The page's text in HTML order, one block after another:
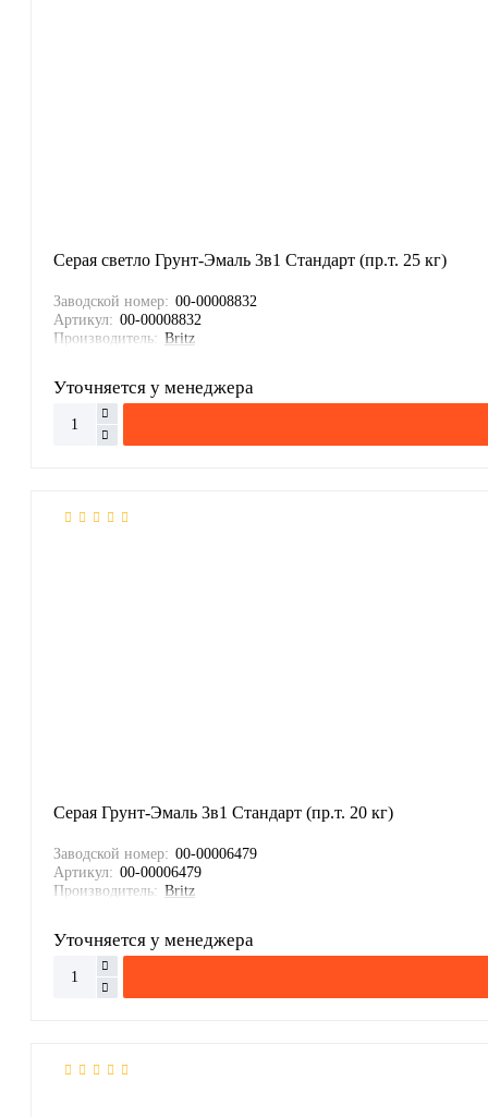
Серая светло Грунт-Эмаль 3в1 Стандарт (пр.т. 25 кг)
Заводской номер: 00-00008832
Артикул: 00-00008832
Производитель: Britz
Уточняется у менеджера
Серая Грунт-Эмаль 3в1 Стандарт (пр.т. 20 кг)
Заводской номер: 00-00006479
Артикул: 00-00006479
Производитель: Britz
Уточняется у менеджера